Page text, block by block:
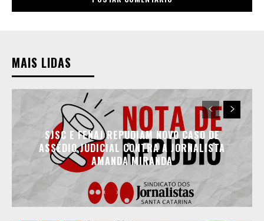
MAIS LIDAS
SJSC E FENAJ REPUDIAM NOVO CASO DE
ASSÉDIO JUDICIAL CONTRA A JORNALISTA
AMANDA MIRANDA